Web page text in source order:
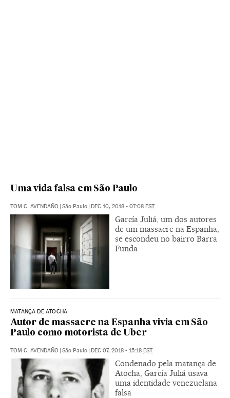
Uma vida falsa em São Paulo
TOM C. AVENDAÑO | São Paulo | DEC 10, 2018 - 07:08 EST
García Juliá, um dos autores
de um massacre na Espanha,
se escondeu no bairro Barra
Funda
MATANÇA DE ATOCHA
Autor de massacre na Espanha vivia em São
Paulo como motorista de Uber
TOM C. AVENDAÑO | São Paulo | DEC 07, 2018 - 15:18 EST
Condenado pela matança de
Atocha, García Juliá usava
uma identidade venezuelana
falsa